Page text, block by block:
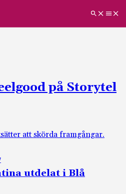
på Storytel
att skörda framgångar.
utdelat i Blå